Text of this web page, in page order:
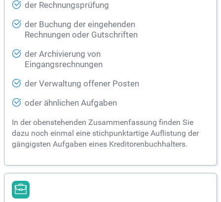
der Rechnungsprüfung
der Buchung der eingehenden
Rechnungen oder Gutschriften
der Archivierung von
Eingangsrechnungen
der Verwaltung offener Posten
oder ähnlichen Aufgaben
In der obenstehenden Zusammenfassung finden Sie
dazu noch einmal eine stichpunktartige Auflistung der
gängigsten Aufgaben eines Kreditorenbuchhalters.